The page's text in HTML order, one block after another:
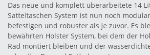
Das neue und komplett überarbeitete 14
Satteltaschen System ist nun noch
befestigen und robuster als je zuvor. Es
bewährten Holster System, bei dem der
Rad montiert bleiben und der